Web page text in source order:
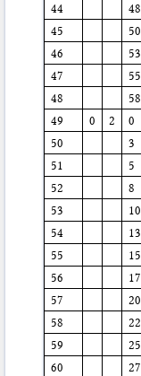
44
48
45
50
46
53
47
55
48
58
49
0 2 0
50
3
51
5
52
8
53
10
54
13
55
15
56
17
57
20
58
22
59
25
60
27